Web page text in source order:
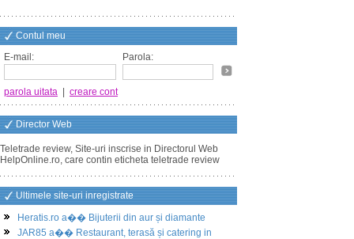
Contul meu
E-mail:
Parola:
parola uitata creare cont
Director Web
Teletrade review, Site-uri inscrise in Directorul Web
HelpOnline.ro, care contin eticheta teletrade review
Ultimele site-uri inregistrate
Heratis.ro a�� Bijuterii din aur și diamante
JAR85 a�� Restaurant, terasă și catering in